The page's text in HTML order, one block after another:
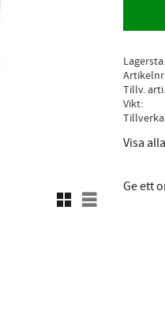
Rutnätsvy
Listvy
Artikelnr
Vikt
Visa
Ge ett